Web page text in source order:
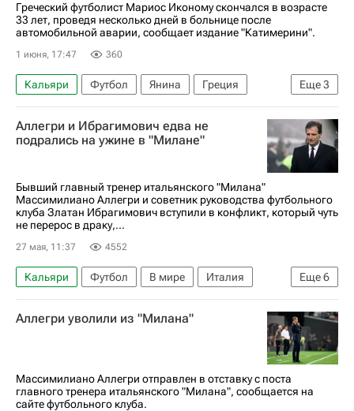
Греческий футболист Мариос Иконому скончался в возрасте
33 лет, проведя несколько дней в больнице после
автомобильной аварии, сообщает издание "Катимерини".
1 июня, 17:47 360
Еще3
Кальяри Футбол Янина
Греция
Бари
СПАЛ Спорт
Аллегри и Ибрагимович едва не
подрались на ужине в "Милане"
Бывший главный тренер итальянского "Милана"
Массимилиано Аллегри и советник руководства футбольного
клуба Златан Ибрагимович вступили в конфликт, который чуть
не перерос в драку,...
27 мая, 11:37 4552
Еще6
Кальяри Футбол В мире
Италия
Тара
Массимилиано Аллегри
Златан Ибрагимович
Милан
Аллегри уволили из "Милана"
Массимилиано Аллегри отправлен в отставку с поста
главного тренера итальянского "Милана", сообщается на
сайте футбольного клуба.